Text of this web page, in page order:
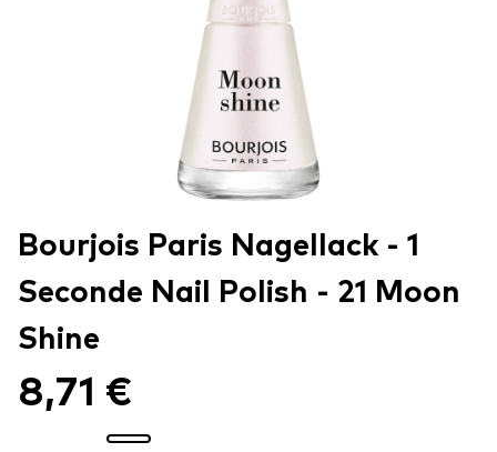
Bourjois Paris Nagellack - 1
Seconde Nail Polish - 21 Moon
Shine
8,71 €